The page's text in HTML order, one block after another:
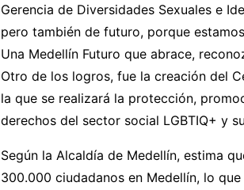
Gerencia de Diversidades Sexuales e
pero también de futuro, porque
Una Medellín Futuro que abrace,
Otro de los logros, fue la creación del
la que se realizará la protección,
derechos del sector social LGBTIQ+ y
Según la Alcaldía de Medellín, estima
300.000 ciudadanos en Medellín, lo